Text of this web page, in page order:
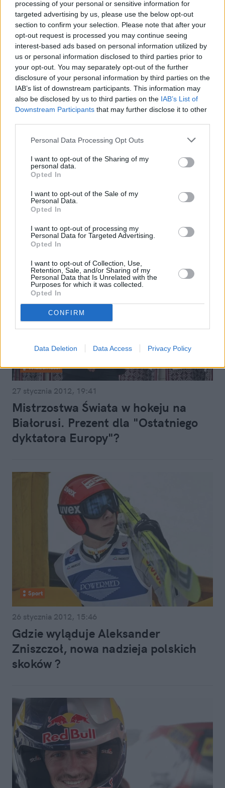
processing of your personal or sensitive information for
targeted advertising by us, please use the below opt-out
section to confirm your selection. Please note that after your
opt-out request is processed you may continue seeing
interest-based ads based on personal information utilized by
us or personal information disclosed to third parties prior to
your opt-out. You may separately opt-out of the further
disclosure of your personal information by third parties on the
IAB’s list of downstream participants. This information may
also be disclosed by us to third parties on the IAB’s List of
Downstream Participants that may further disclose it to other
Personal Data Processing Opt Outs
I want to opt-out of the Sharing of my
personal data.
Opted In
I want to opt-out of the Sale of my
Personal Data.
Opted In
I want to opt-out of processing my
Personal Data for Targeted Advertising.
Opted In
I want to opt-out of Collection, Use,
Retention, Sale, and/or Sharing of my
Personal Data that Is Unrelated with the
Purposes for which it was collected.
Opted In
CONFIRM
Data Deletion Data Access Privacy Policy
Sport
06 lutego 2012, 14:38
"Najważniejszy jest pierwszy raz" - o
Kamilu Stochu, Krzysztof
Jankowski, socjolog AWF-u
Wiadomości
27 stycznia 2012, 19:41
Mistrzostwa Świata w hokeju na
Białorusi. Prezent dla "Ostatniego
dyktatora Europy"?
Sport
26 stycznia 2012, 15:46
Gdzie wyląduje Aleksander
Zniszczoł, nowa nadzieja polskich
skoków ?